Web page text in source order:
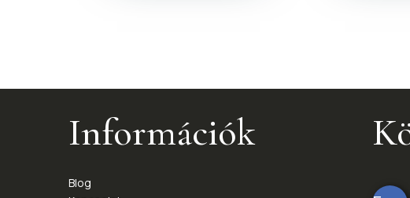
Információk
Blog